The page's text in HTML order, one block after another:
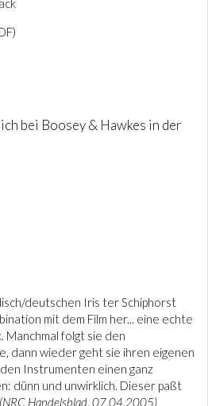
bei Boosey & Hawkes in der
deutschen Iris ter Schiphorst
mit dem Film her... eine echte
Manchmal folgt sie den
dann wieder geht sie ihren eigenen
Instrumenten einen ganz
dünn und unwirklich. Dieser paßt
(NRC Handelsblad, 07.04.2005)